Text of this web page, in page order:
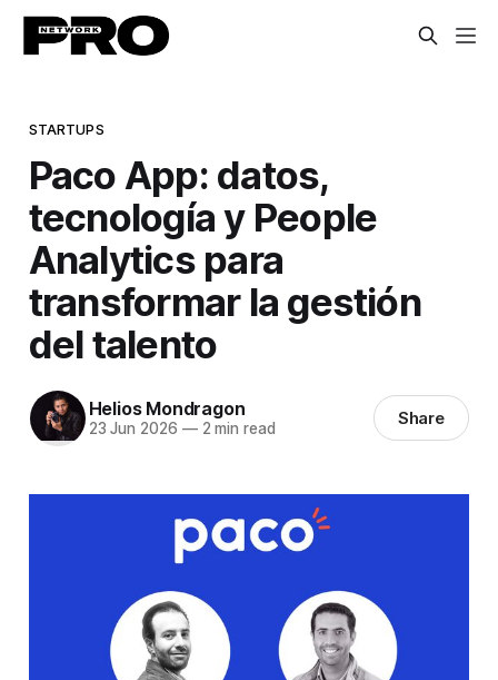
STARTUPS
Paco App: datos,
tecnología y People
Analytics para
transformar la gestión
del talento
Helios Mondragon
23 Jun 2026 —2 min read Share